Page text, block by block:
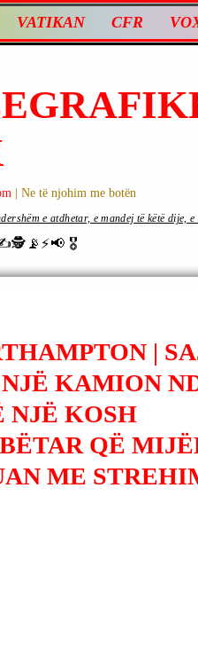
VATIKAN CFR
| Ne të njohim me botën
🎖
e atdhetar, e mandej të këtë dije,
|
KAMION
NJË KOSH
QË
ME